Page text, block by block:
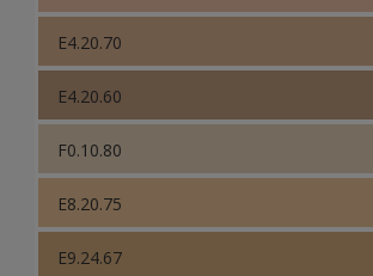
E4.20.70
E4.20.60
F0.10.80
E8.20.75
E9.24.67